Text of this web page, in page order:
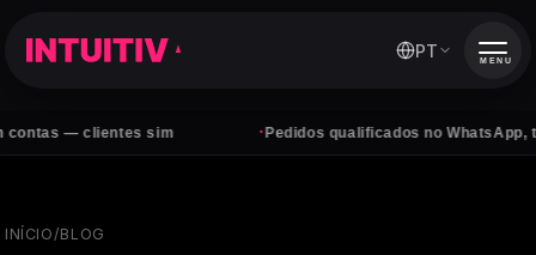
clientes sim Pedidos qualificados no WhatsApp, todos os
PT MENU
INÍCIO/BLOG